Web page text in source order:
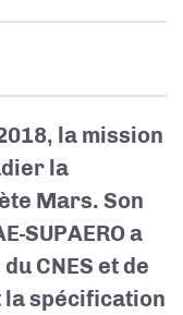
la mission
la
Mars. Son
SUPAERO a
CNES et de
la spécification